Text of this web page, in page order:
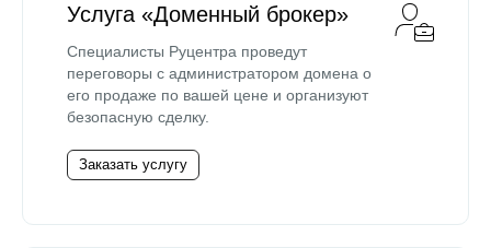
Услуга «Доменный брокер»
Специалисты Руцентра проведут
переговоры с администратором домена о
его продаже по вашей цене и организуют
безопасную сделку.
Заказать услугу